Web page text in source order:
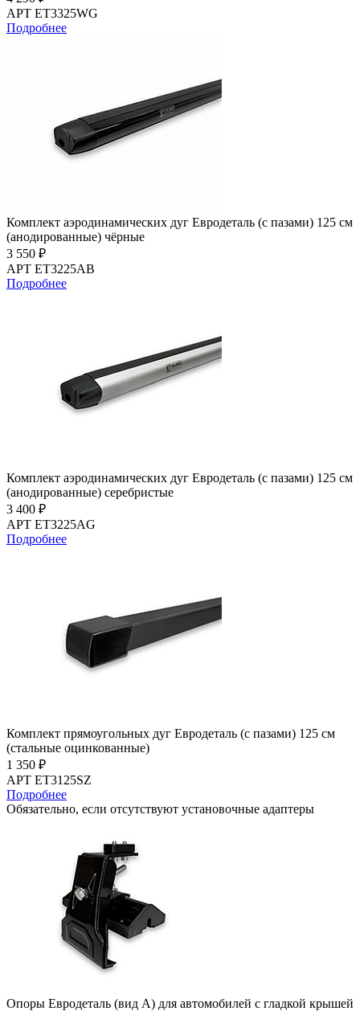
АРТ ET3325WG
Подробнее
Комплект аэродинамических дуг Евродеталь (с пазами) 125 см
(анодированные) чёрные
3 550 ₽
АРТ ET3225AB
Подробнее
Комплект аэродинамических дуг Евродеталь (с пазами) 125 см
(анодированные) серебристые
3 400 ₽
АРТ ET3225AG
Подробнее
Комплект прямоугольных дуг Евродеталь (с пазами) 125 см
(стальные оцинкованные)
1 350 ₽
АРТ ET3125SZ
Подробнее
Обязательно, если отсутствуют установочные адаптеры
Опоры Евродеталь (вид А) для автомобилей с гладкой крышей